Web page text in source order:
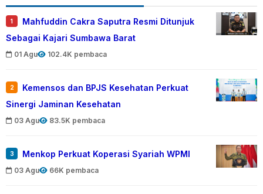
1
Mahfuddin Cakra Saputra Resmi Ditunjuk
Sebagai Kajari Sumbawa Barat
01 Agu 102.4K pembaca
2
Kemensos dan BPJS Kesehatan Perkuat
Sinergi Jaminan Kesehatan
03 Agu 83.5K pembaca
3 Menkop Perkuat Koperasi Syariah WPMI
03 Agu 66K pembaca